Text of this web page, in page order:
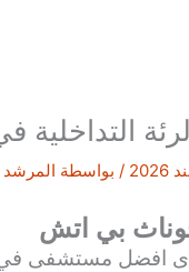
التداخلية في
/ بواسطة
بي اتش
افضل مستشفى في